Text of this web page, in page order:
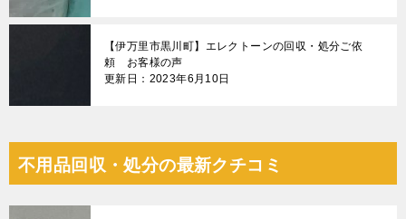
【伊万里市黒川町】エレクトーンの回収・処分ご依
頼 お客様の声
更新日：2023年6月10日
不用品回収・処分の最新クチコミ